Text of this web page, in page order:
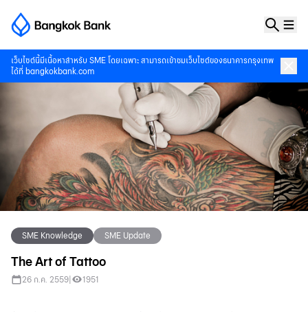
เว็บไซต์นี้มีเนื้อหาสำหรับ SME โดยเฉพาะ สามารถเข้าชมเว็บไซต์ของธนาคารกรุงเทพ
ได้ที่ bangkokbank.com
SME Knowledge SME Update
The Art of Tattoo
26 ก.ค. 2559 1951